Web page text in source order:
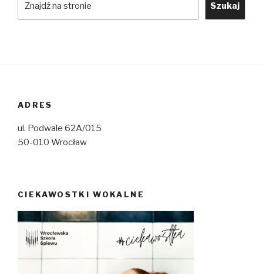
Szukaj
ADRES
ul. Podwale 62A/015
50-010 Wrocław
CIEKAWOSTKI WOKALNE